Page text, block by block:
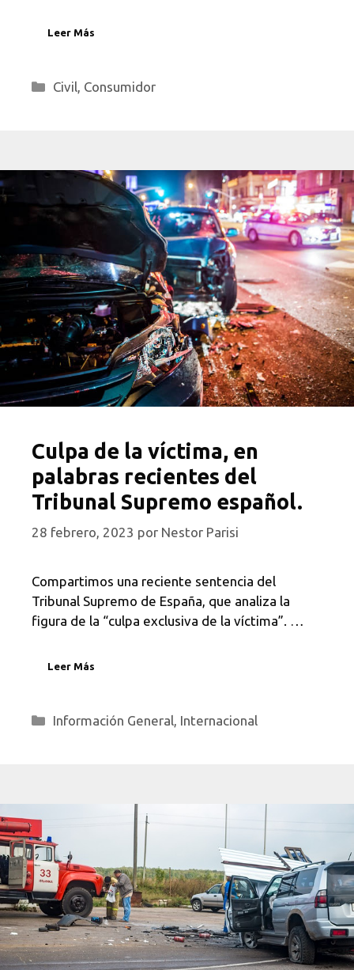
Leer Más
Categorías
Civil, Consumidor
Culpa de la víctima, en
palabras recientes del
Tribunal Supremo español.
28 febrero, 2023 por Nestor Parisi
Compartimos una reciente sentencia del
Tribunal Supremo de España, que analiza la
figura de la “culpa exclusiva de la víctima”. …
Leer Más
Categorías
Información General Internacional